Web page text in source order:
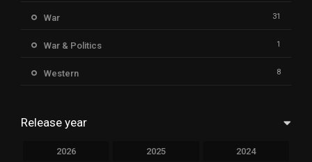
War 31
War & Politics 1
Western 8
Release year
2026 2025 2024